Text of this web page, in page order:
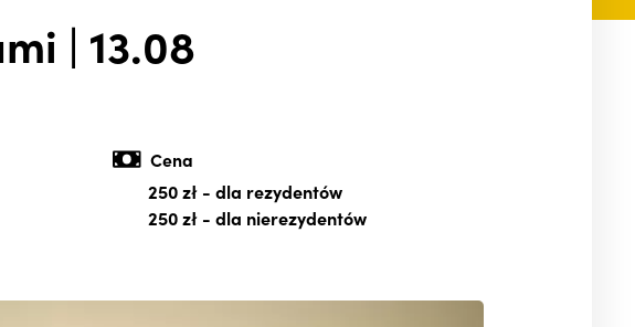
| 13.08
Cena
250 zł- dla rezydentów
250 zł- dla nierezydentów